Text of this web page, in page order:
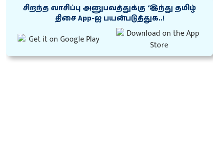
சிறந்த வாசிப்பு அனுபவத்துக்கு ‘இந்து தமிழ்
திசை App-ஐ பயன்படுத்துக..!